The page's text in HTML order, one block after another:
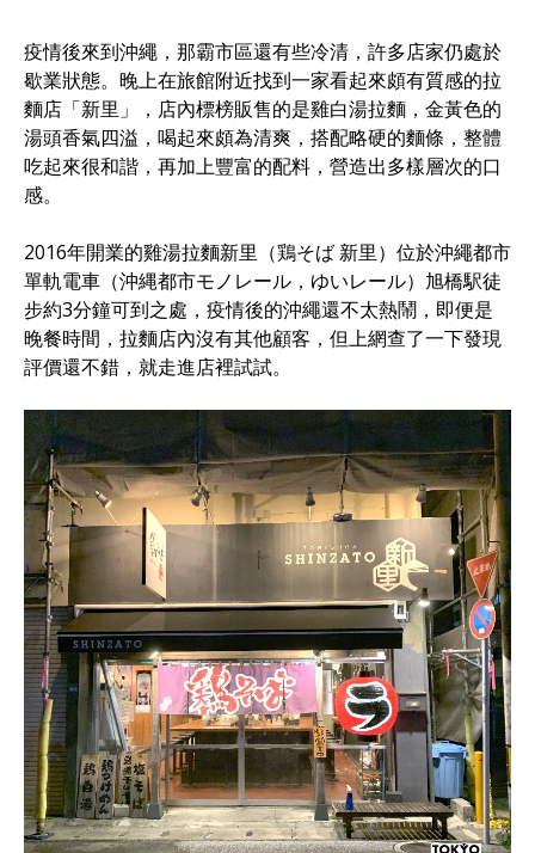
疫情後來到沖繩，那霸市區還有些冷清，許多店家仍處於
歇業狀態。晚上在旅館附近找到一家看起來頗有質感的拉
麵店「新里」，店內標榜販售的是雞白湯拉麵，金黃色的
湯頭香氣四溢，喝起來頗為清爽，搭配略硬的麵條，整體
吃起來很和諧，再加上豐富的配料，營造出多樣層次的口
感。
2016年開業的雞湯拉麵新里（鶏そば 新里）位於沖繩都市
單軌電車（沖縄都市モノレール，ゆいレール）旭橋駅徒
步約3分鐘可到之處，疫情後的沖繩還不太熱鬧，即便是
晚餐時間，拉麵店內沒有其他顧客，但上網查了一下發現
評價還不錯，就走進店裡試試。